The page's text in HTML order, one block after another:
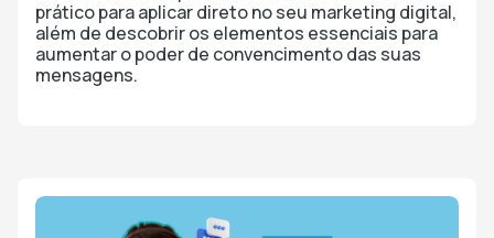
prático para aplicar direto no seu marketing digital,
além de descobrir os elementos essenciais para
aumentar o poder de convencimento das suas
mensagens.